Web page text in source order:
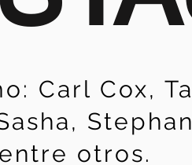
Carl Cox,
otros.